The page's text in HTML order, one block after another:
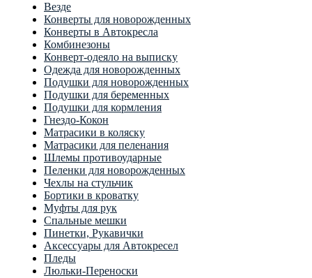
Везде
Конверты для новорожденных
Конверты в Автокресла
Комбинезоны
Конверт-одеяло на выписку
Одежда для новорожденных
Подушки для новорожденных
Подушки для беременных
Подушки для кормления
Гнездо-Кокон
Матрасики в коляску
Матрасики для пеленания
Шлемы противоударные
Пеленки для новорожденных
Чехлы на стульчик
Бортики в кроватку
Муфты для рук
Спальные мешки
Пинетки, Рукавички
Аксессуары для Автокресел
Пледы
Люльки-Переноски